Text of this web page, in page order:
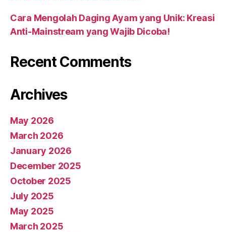
Cara Mengolah Daging Ayam yang Unik: Kreasi
Anti-Mainstream yang Wajib Dicoba!
Recent Comments
Archives
May 2026
March 2026
January 2026
December 2025
October 2025
July 2025
May 2025
March 2025